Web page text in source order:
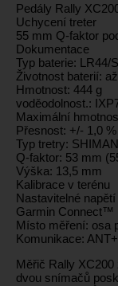
Pedály Rally
Uchycení treter
55 mm Q-faktor
Dokumentace
Typ baterie: LR44/
Životnost baterií:
Hmotnost: 444 g
voděodolnost.:
Maximální
Přesnost: +/- 1,0 %
Typ tretry:
Q-faktor: 53 mm
Výška: 13,5 mm
Kalibrace v terénu
Nastavitelné
Garmin Connect™
Místo měření: osa
Komunikace:
Měřič Rally
dvou snímačů